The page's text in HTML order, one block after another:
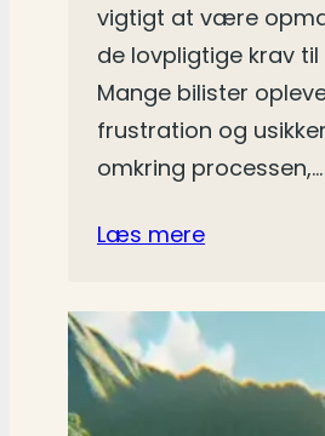
vigtigt at være
de lovpligtige krav til
Mange bilister
frustration og
omkring processen,…
Læs mere